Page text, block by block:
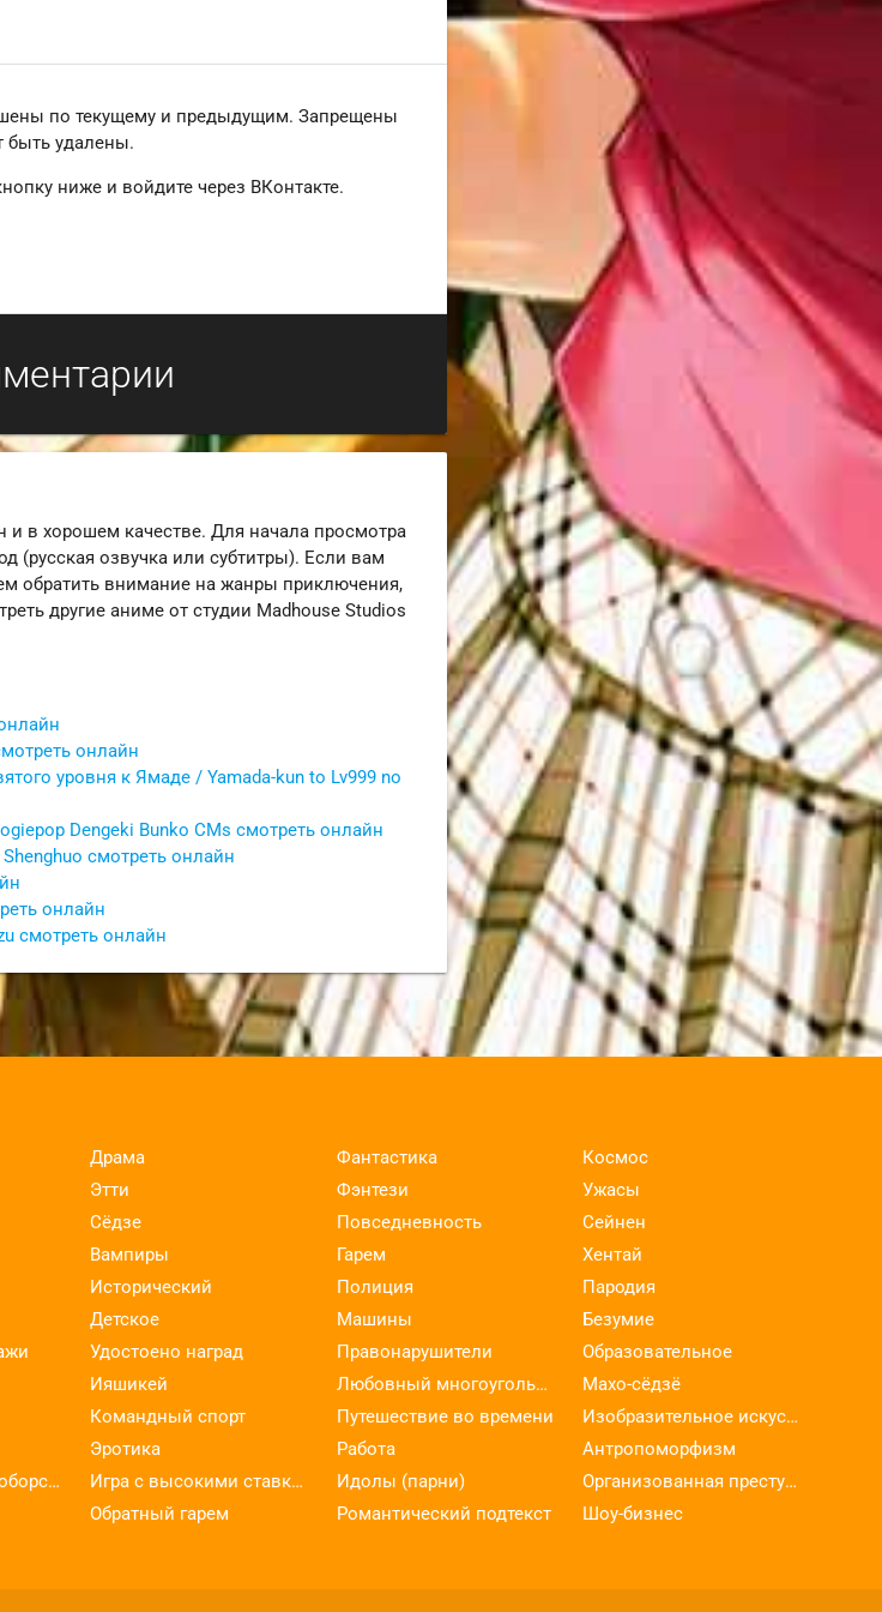
по текущему и предыдущим. Запрещены
быть удалены.
ниже и войдите через ВКонтакте.
и в хорошем качестве. Для начала просмотра
озвучка или субтитры). Если вам
обратить внимание на жанры приключения,
другие аниме от студии Madhouse Studios
онлайн
уровня к Ямаде / Yamada-kun to Lv999 no
Dengeki Bunko CMs смотреть онлайн
смотреть онлайн
онлайн
смотреть онлайн
Драма Фантастика
Космос
Этти Фэнтези
Ужасы
Сёдзе Повседневность
Сейнен
Вампиры Гарем
Хентай
Исторический Полиция
Пародия
Детское Машины
Безумие
Удостоено наград Правонарушители
Образовательное
Ияшикей Любовный многоугольник
Махо-сёдзё
Командный спорт Путешествие во времени
Изобразительное искусство
Эротика Работа
Антропоморфизм
Спортивные единоборства Игра с высокими ставками Идолы (парни)
Организованная преступность
Обратный гарем Романтический подтекст
Шоу-бизнес